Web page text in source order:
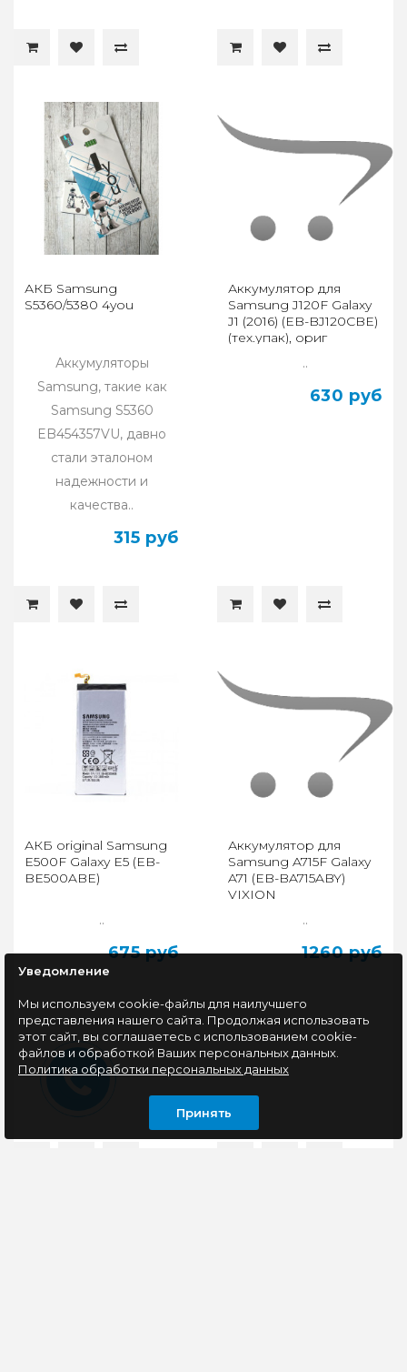
АКБ Samsung
S5360/5380 4you
Аккумуляторы
Samsung, такие как
Samsung S5360
EB454357VU, давно
стали эталоном
надежности и
качества..
315 руб
Аккумулятор для
Samsung J120F Galaxy
J1 (2016) (EB-BJ120CBE)
(тех.упак), ориг
..
630 руб
АКБ original Samsung
E500F Galaxy E5 (EB-
BE500ABE)
..
675 руб
Аккумулятор для
Samsung A715F Galaxy
A71 (EB-BA715ABY)
VIXION
..
1260 руб
Уведомление
Мы используем cookie-файлы для наилучшего
представления нашего сайта. Продолжая использовать
этот сайт, вы соглашаетесь с использованием cookie-
файлов и обработкой Ваших персональных данных.
Политика обработки персональных данных
Принять